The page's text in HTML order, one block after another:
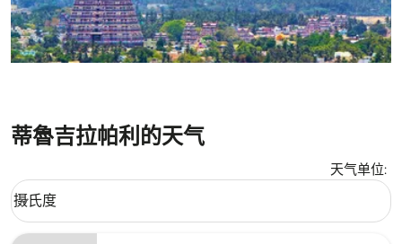
蒂魯吉拉帕利的天气
天气单位:
Weather unit option 摄氏度 Selected
摄氏度
keyboard_arrow_down